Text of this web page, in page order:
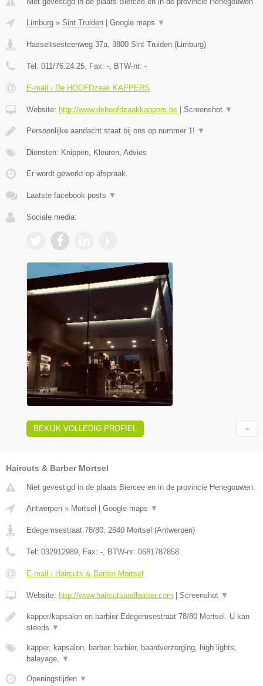
Limburg » Sint Truiden Google maps ▼
Hasseltsesteenweg 37a, 3800 Sint Truiden (Limburg)
Tel: 011/76.24.25, Fax: -, BTW-nr: -
E-mail › De HOOFDzaak KAPPERS
Website: http://www.dehoofdzaakkappers.be Screenshot ▼
Persoonlijke aandacht staat bij ons op nummer 1! ▼
Diensten: Knippen, Kleuren, Advies
Er wordt gewerkt op afspraak.
Laatste facebook posts ▼
Sociale media:
BEKIJK VOLLEDIG PROFIEL
Haircuts & Barber Mortsel
Niet gevestigd in de plaats Biercee en in de provincie Henegouwen.
Antwerpen » Mortsel Google maps ▼
Edegemsestraat 78/80, 2640 Mortsel (Antwerpen)
Tel: 032912989, Fax: -, BTW-nr: 0681787858
E-mail › Haircuts & Barber Mortsel
Website: http://www.haircutsandbarber.com Screenshot ▼
kapper/kapsalon en barbier Edegemsestraat 78/80 Mortsel. U kan
steeds ▼
kapper, kapsalon, barber, barbier, baardverzorging, high lights,
balayage, ▼
Openingstijden ▼